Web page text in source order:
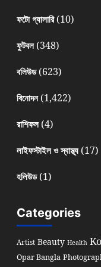
ফটো গ্যালারি(10)
ফুটবল(348)
বলিউড(623)
বিনোদন(1,422)
রাশিফল(4)
লাইফস্টাইল ও স্বাস্থ্য(17)
হলিউড(1)
Categories
Artist Beauty Health
Opar Bangla